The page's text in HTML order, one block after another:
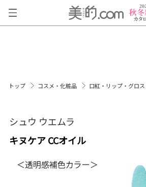
トップ コスメ・化粧品 口紅・リップ・グロス
シュウ ウエムラ
キヌケア CCオイル